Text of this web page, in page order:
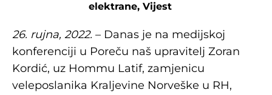
elektrane, Vijest
26. rujna, 2022. – Danas je na medijskoj
konferenciji u Poreču naš upravitelj Zoran
Kordić, uz Hommu Latif, zamjenicu
veleposlanika Kraljevine Norveške u RH,